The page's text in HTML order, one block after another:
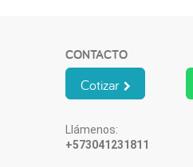
CONTACTO
Cotizar
Llámenos:
+573041231811